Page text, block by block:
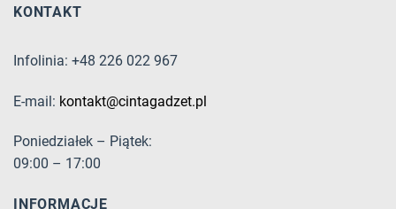
KONTAKT
Infolinia: +48 226 022 967
E-mail: kontakt@cintagadzet.pl
Poniedziałek – Piątek:
09:00 – 17:00
INFORMACJE